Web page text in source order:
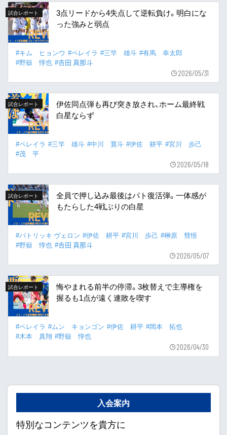
試合レポート
3点リードから4失点して逆転負け。明白にな
った強みと弱点
#キム ヒョンウ #ペレイラ #三竿 雄斗 #有馬 幸太郎
#野嶽 惇也 #𠮷田 真那斗
2026/05/31
試合レポート
伊佐同点弾も再び突き放され、ホーム最終戦
白星ならず
#ペレイラ #三竿 雄斗 #中川 寛斗 #伊佐 耕平 #宮川 歩己
#茂 平
2026/05/18
試合レポート
全員で押し込み最後はパト復活弾。一体感が
もたらした4戦ぶりの白星
#パトリッキ ヴェロン #伊佐 耕平 #宮川 歩己 #榊原 彗悟
#野嶽 惇也 #𠮷田 真那斗
2026/05/07
試合レポート
悔やまれる前半の停滞。3枚替えで主導権を
握るも1点が遠く連敗を喫す
#ペレイラ #ムン キョンゴン #伊佐 耕平 #岡本 拓也
#木本 真翔 #野嶽 惇也
2026/04/30
入会案内
特別なコンテンツを貴方に